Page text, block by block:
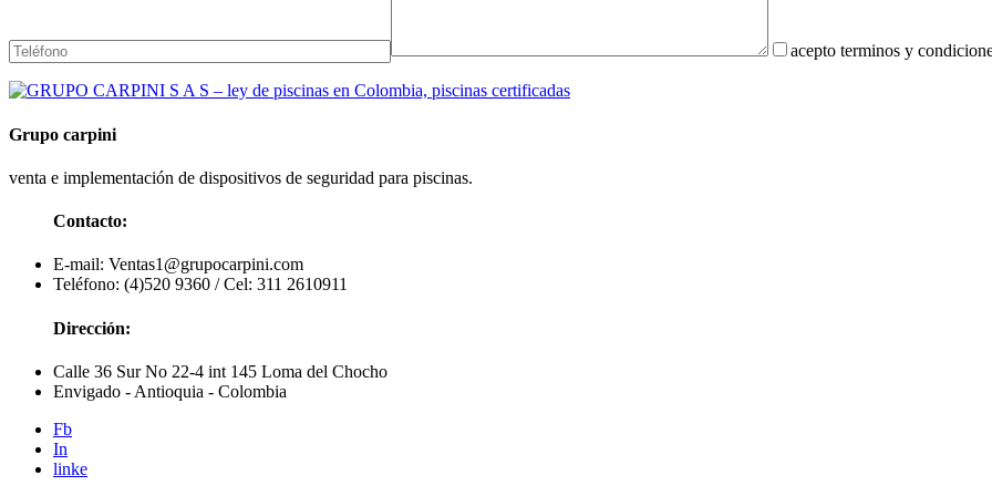
acepto terminos y
Grupo carpini
venta e implementación de dispositivos de seguridad para piscinas.
Contacto:
E-mail: Ventas1@grupocarpini.com
Teléfono: (4)520 9360 / Cel: 311 2610911
Dirección:
Calle 36 Sur No 22-4 int 145 Loma del Chocho
Envigado - Antioquia - Colombia
Fb
In
linke